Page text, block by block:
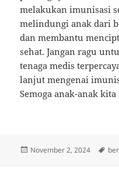
melakukan imunisasi
melindungi anak dari
dan membantu
sehat. Jangan ragu
tenaga medis
lanjut mengenai
Semoga anak-anak
Posted
November 2, 2024